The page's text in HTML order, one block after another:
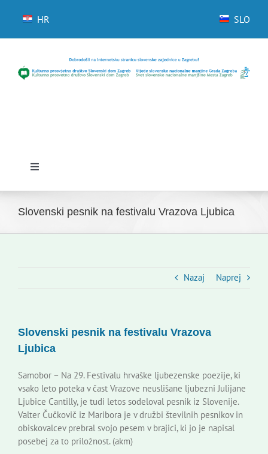
HR SLO
Toggle
Novice
Kontakti
Novi odmev – naše glasilo
Založništvo
Slovenski pesnik na festivalu Vrazova Ljubica
Nazaj Naprej
Slovenski pesnik na festivalu Vrazova
Ljubica
Samobor – Na 29. Festivalu hrvaške ljubezenske poezije, ki
vsako leto poteka v čast Vrazove neuslišane ljubezni Julijane
Ljubice Cantilly, je tudi letos sodeloval pesnik iz Slovenije.
Valter Čučkovič iz Maribora je v družbi številnih pesnikov in
obiskovalcev prebral svojo pesem v brajici, ki jo je napisal
posebej za to priložnost. (akm)